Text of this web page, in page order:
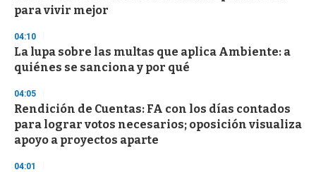
para vivir mejor
04:10
La lupa sobre las multas que aplica Ambiente: a
quiénes se sanciona y por qué
04:05
Rendición de Cuentas: FA con los días contados
para lograr votos necesarios; oposición visualiza
apoyo a proyectos aparte
04:01